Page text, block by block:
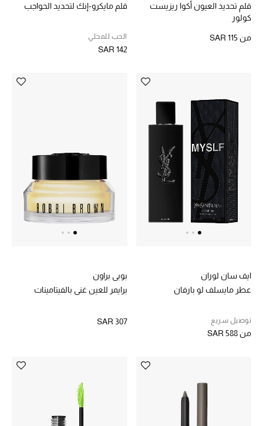
قلم تحديد العيون أكوا ريزيست
كولور
من SAR 115
قلم مايكرو-إنك لتحديد الحواجب
الحب للمحلي
SAR 142
ايف سان لوران
عطر مايسلف لو بارفان
توصيل سريع
منSAR 588
بوبي براون
برايمر للعين غني بالفيتامينات
SAR 307